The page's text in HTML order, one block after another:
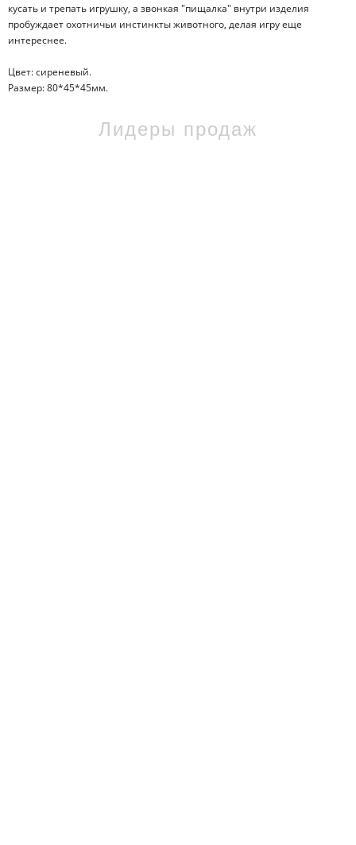
кусать и трепать игрушку, а звонкая "пищалка" внутри изделия
пробуждает охотничьи инстинкты животного, делая игру еще
интереснее.
Цвет: сиреневый.
Размер: 80*45*45мм.
Лидеры продаж